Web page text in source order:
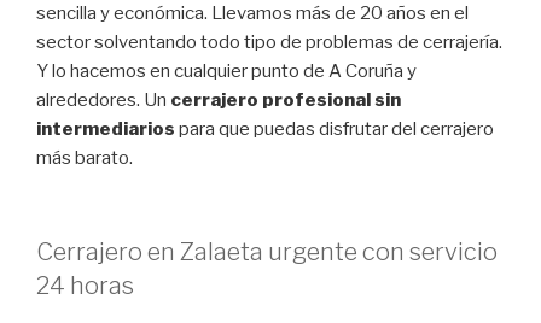
sencilla y económica. Llevamos más de 20 años en el
sector solventando todo tipo de problemas de cerrajería.
Y lo hacemos en cualquier punto de A Coruña y
alrededores. Un cerrajero profesional sin
intermediarios para que puedas disfrutar del cerrajero
más barato.
Cerrajero en Zalaeta urgente con servicio
24 horas